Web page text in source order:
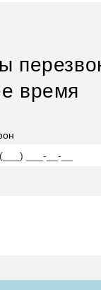
время